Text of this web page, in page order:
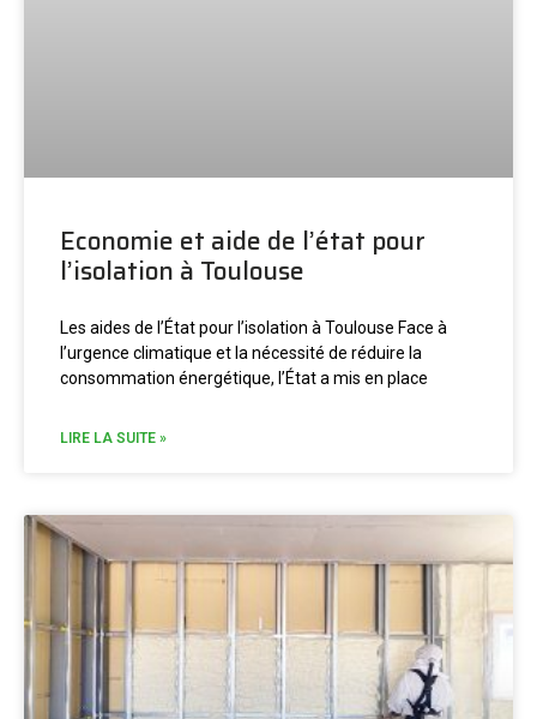
Economie et aide de l’état pour
l’isolation à Toulouse
Les aides de l’État pour l’isolation à Toulouse Face à
l’urgence climatique et la nécessité de réduire la
consommation énergétique, l’État a mis en place
LIRE LA SUITE »